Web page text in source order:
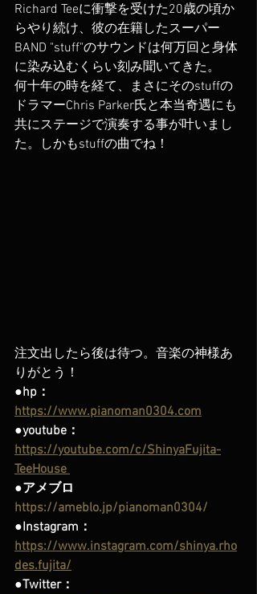
Richard Teeに衝撃を受けた20歳の頃か
らやり続け、彼の在籍したスーパー
BAND "stuff"のサウンドは何万回と身体
に染み込むくらい刻み聞いてきた。
何十年の時を経て、まさにそのstuffの
ドラマーChris Parker氏と本当奇遇にも
共にステージで演奏する事が叶いまし
た。しかもstuffの曲でね！
注文出したら後は待つ。音楽の神様あ
りがとう！
●hp：
https://www.pianoman0304.com
●youtube：
https://youtube.com/c/ShinyaFujita-
TeeHouse
●アメブロ
https://ameblo.jp/pianoman0304/
●Instagram：
https://www.instagram.com/shinya.rho
des.fujita/
●Twitter：